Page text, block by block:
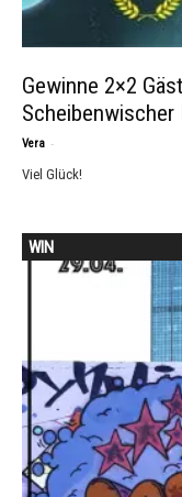
Gewinne 2×2
Scheibenwischer
Vera -
Viel Glück!
WIN